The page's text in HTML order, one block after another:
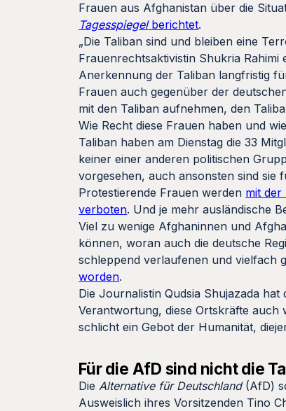
Frauen aus Afghanistan über die
Tagesspiegelberichtet.
„Die Taliban sind und bleiben eine
Frauenrechtsaktivistin Shukria Rahimi
Anerkennung der Taliban langfristig
Frauen auch gegenüber der
mit den Taliban aufnehmen, den
Wie Recht diese Frauen haben und
Taliban haben am Dienstag die 33
keiner einer anderen politischen
vorgesehen, auch ansonsten sind sie
Protestierende Frauen werden mit der
verboten. Und je mehr ausländische
Viel zu wenige Afghaninnen und
können, woran auch die deutsche
schleppend verlaufenen und vielfach
worden.
Die Journalistin Qudsia Shujazada
Verantwortung, diese Ortskräfte auch
schlicht ein Gebot der Humanität,
Für die AfD sind nicht die
DieAlternative für Deutschland(AfD)
Ausweislich ihres Vorsitzenden Tino